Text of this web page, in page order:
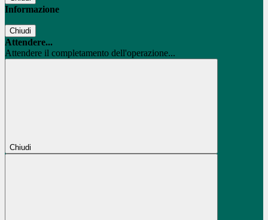
Informazione
Chiudi
Attendere...
Attendere il completamento dell'operazione...
Chiudi